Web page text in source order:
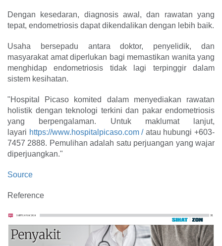
Dengan kesedaran, diagnosis awal, dan rawatan yang
tepat, endometriosis dapat dikendalikan dengan lebih baik.
Usaha bersepadu antara doktor, penyelidik, dan
masyarakat amat diperlukan bagi memastikan wanita yang
menghidap endometriosis tidak lagi terpinggir dalam
sistem kesihatan.
"Hospital Picaso komited dalam menyediakan rawatan
holistik dengan teknologi terkini dan pakar endometriosis
yang berpengalaman. Untuk maklumat lanjut,
layari https://www.hospitalpicaso.com /atau hubungi +603-
7457 2888. Pemulihan adalah satu perjuangan yang wajar
diperjuangkan."
Source
Reference